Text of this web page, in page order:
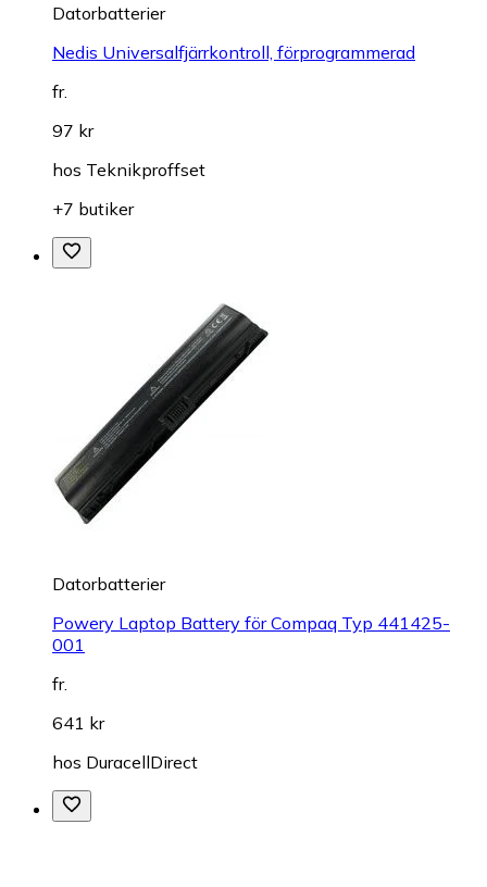
Datorbatterier
Nedis Universalfjärrkontroll, förprogrammerad
fr.
97 kr
hos Teknikproffset
+7 butiker
Datorbatterier
Powery Laptop Battery för Compaq Typ 441425-
001
fr.
641 kr
hos DuracellDirect